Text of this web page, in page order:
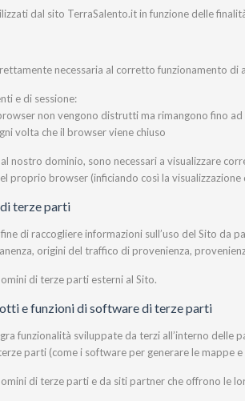
dal sito TerraSalento.it in funzione delle
necessaria al corretto funzionamento di
e di sessione:
non vengono distrutti ma rimangono fino
volta che il browser viene chiuso
nostro dominio, sono necessari a visualizzare
proprio browser (inficiando così la visualizzazione
terze parti
di raccogliere informazioni sull’uso del Sito da
origini del traffico di provenienza,
di terze parti esterni al Sito.
e funzioni di software di terze parti
funzionalità sviluppate da terzi all’interno delle
parti (come i software per generare le mappe
di terze parti e da siti partner che offrono le